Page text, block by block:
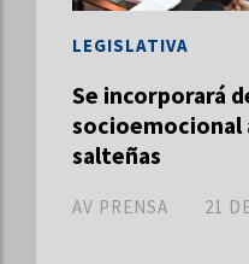
Se incorporará
socioemocional
salteñas
AV PRENSA
LEGISLATIVA
21